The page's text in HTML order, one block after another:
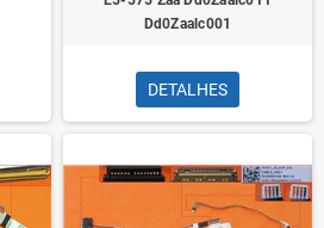
Dd0Zaalc001
DETALHES